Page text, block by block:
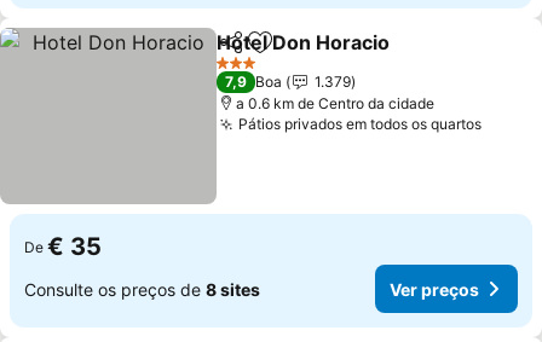
PartilharAdicionar aos favoritos
Hotel Don Horacio
3 Estrelas
7,9 Boa
1.379
a 0.6 km de Centro da cidade
Pátios privados em todos os quartosVer
De € 35
Consulte os preços de 8 sites Ver preços